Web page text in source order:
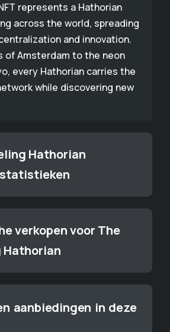
represents a Hathorian
across the world, spreading
and innovation.
of Amsterdam to the neon
every Hathorian carries the
while discovering new
Hathorian
verkopen voor The
aanbiedingen in deze